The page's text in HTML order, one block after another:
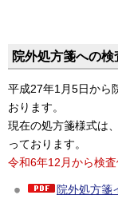
院外処方箋への
平成27年1月5日から
おります。
現在の処方箋様式は
っております。
令和6年12月から検査
院外処方箋